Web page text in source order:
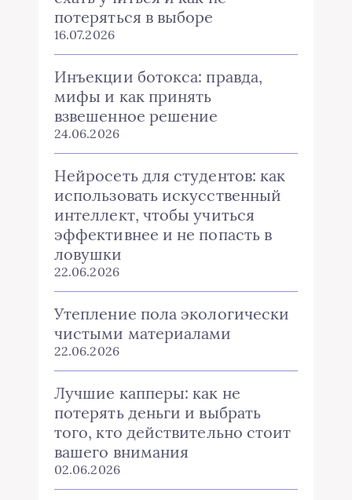
потеряться в выборе
16.07.2026
Инъекции ботокса: правда,
мифы и как принять
взвешенное решение
24.06.2026
Нейросеть для студентов: как
использовать искусственный
интеллект, чтобы учиться
эффективнее и не попасть в
ловушки
22.06.2026
Утепление пола экологически
чистыми материалами
22.06.2026
Лучшие капперы: как не
потерять деньги и выбрать
того, кто действительно стоит
вашего внимания
02.06.2026